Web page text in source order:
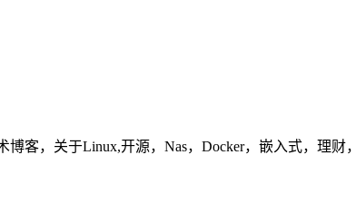
客，关于Linux,开源，Nas，Docker，嵌入式，理财